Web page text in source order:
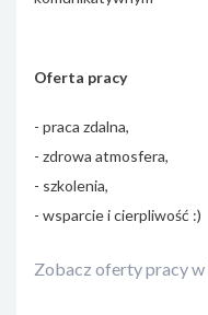
Oferta pracy
- praca zdalna,
- zdrowa atmosfera,
- szkolenia,
- wsparcie i cierpliwość :)
Zobacz oferty pracy w